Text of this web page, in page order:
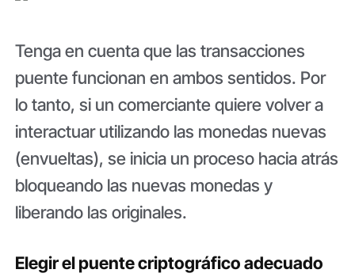
Tenga en cuenta que las transacciones
puente funcionan en ambos sentidos. Por
lo tanto, si un comerciante quiere volver a
interactuar utilizando las monedas nuevas
(envueltas), se inicia un proceso hacia atrás
bloqueando las nuevas monedas y
liberando las originales.
Elegir el puente criptográfico adecuado